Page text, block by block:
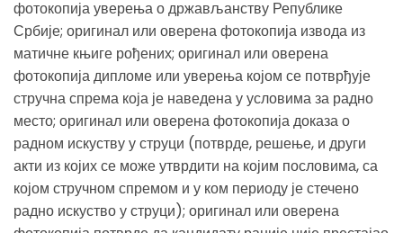
фотокопија уверења о држављанству Републике
Србије; оригинал или оверена фотокопија извода из
матичне књиге рођених; оригинал или оверена
фотокопија дипломе или уверења којом се потврђује
стручна спрема која је наведена у условима за радно
место; оригинал или оверена фотокопија доказа о
радном искуству у струци (потврде, решење, и други
акти из којих се може утврдити на којим пословима, са
којом стручном спремом и у ком периоду је стечено
радно искуство у струци); оригинал или оверена